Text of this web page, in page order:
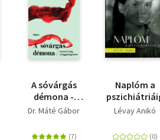
Gábor és Pál Ferenc vezetésével,
léphetünk közelebb Böjte Csaba,
F. Várkonyi Zsuzsa és Vekerdy Tamás
pedig végül összeérnek...
A sóvárgás
démona -
Ismerd meg a
Dr. Máté Gábor
Naplóm a
Lévay Anikó